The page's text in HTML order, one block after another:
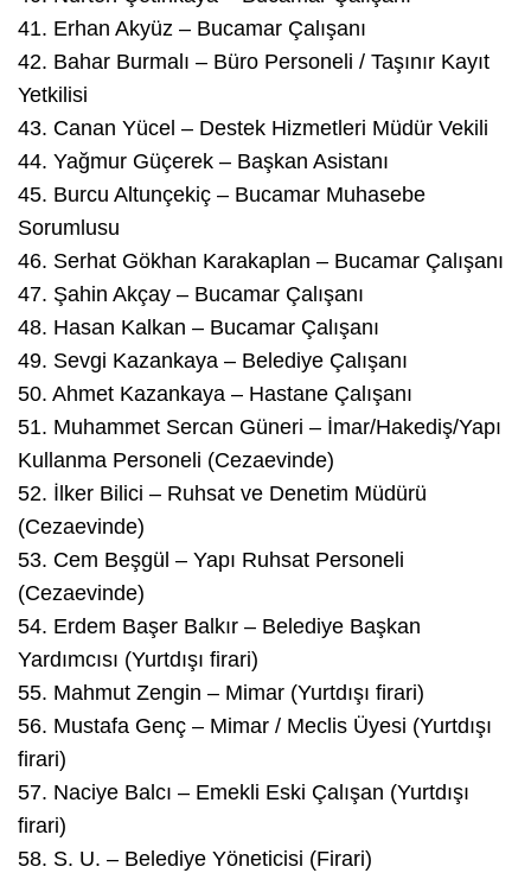
41.⁠ ⁠Erhan Akyüz – Bucamar Çalışanı
42.⁠ ⁠Bahar Burmalı – Büro Personeli / Taşınır Kayıt
Yetkilisi
43.⁠ ⁠Canan Yücel – Destek Hizmetleri Müdür Vekili
44.⁠ ⁠Yağmur Güçerek – Başkan Asistanı
45.⁠ ⁠Burcu Altunçekiç – Bucamar Muhasebe
Sorumlusu
46.⁠ ⁠Serhat Gökhan Karakaplan – Bucamar Çalışanı
47.⁠ ⁠Şahin Akçay – Bucamar Çalışanı
48.⁠ ⁠Hasan Kalkan – Bucamar Çalışanı
49.⁠ ⁠Sevgi Kazankaya – Belediye Çalışanı
50.⁠ ⁠Ahmet Kazankaya – Hastane Çalışanı
51.⁠ ⁠Muhammet Sercan Güneri – İmar/Hakediş/Yapı
Kullanma Personeli (Cezaevinde)
52.⁠ ⁠İlker Bilici – Ruhsat ve Denetim Müdürü
(Cezaevinde)
53.⁠ ⁠Cem Beşgül – Yapı Ruhsat Personeli
(Cezaevinde)
54.⁠ ⁠Erdem Başer Balkır – Belediye Başkan
Yardımcısı (Yurtdışı firari)
55.⁠ ⁠Mahmut Zengin – Mimar (Yurtdışı firari)
56.⁠ ⁠Mustafa Genç – Mimar / Meclis Üyesi (Yurtdışı
firari)
57.⁠ ⁠Naciye Balcı – Emekli Eski Çalışan (Yurtdışı
firari)
58.⁠ ⁠S. U. – Belediye Yöneticisi (Firari)